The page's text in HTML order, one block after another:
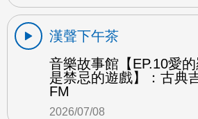
漢聲下午茶
音樂故事館【EP.10愛
是禁忌的遊戲】：古典
FM
2026/07/08